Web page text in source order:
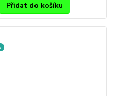
Přidat do košíku